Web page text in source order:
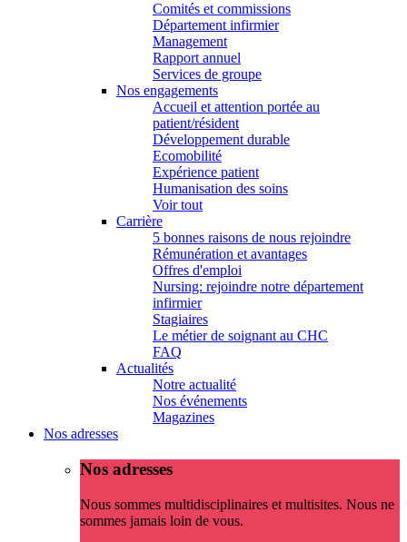
Comités et commissions
Département infirmier
Management
Rapport annuel
Services de groupe
Nos engagements
Accueil et attention portée au
patient/résident
Développement durable
Ecomobilité
Expérience patient
Humanisation des soins
Voir tout
Carrière
5 bonnes raisons de nous rejoindre
Rémunération et avantages
Offres d'emploi
Nursing: rejoindre notre département
infirmier
Stagiaires
Le métier de soignant au CHC
FAQ
Actualités
Notre actualité
Nos événements
Magazines
Nos adresses
Nos adresses
Nous sommes multidisciplinaires et multisites. Nous ne
sommes jamais loin de vous.